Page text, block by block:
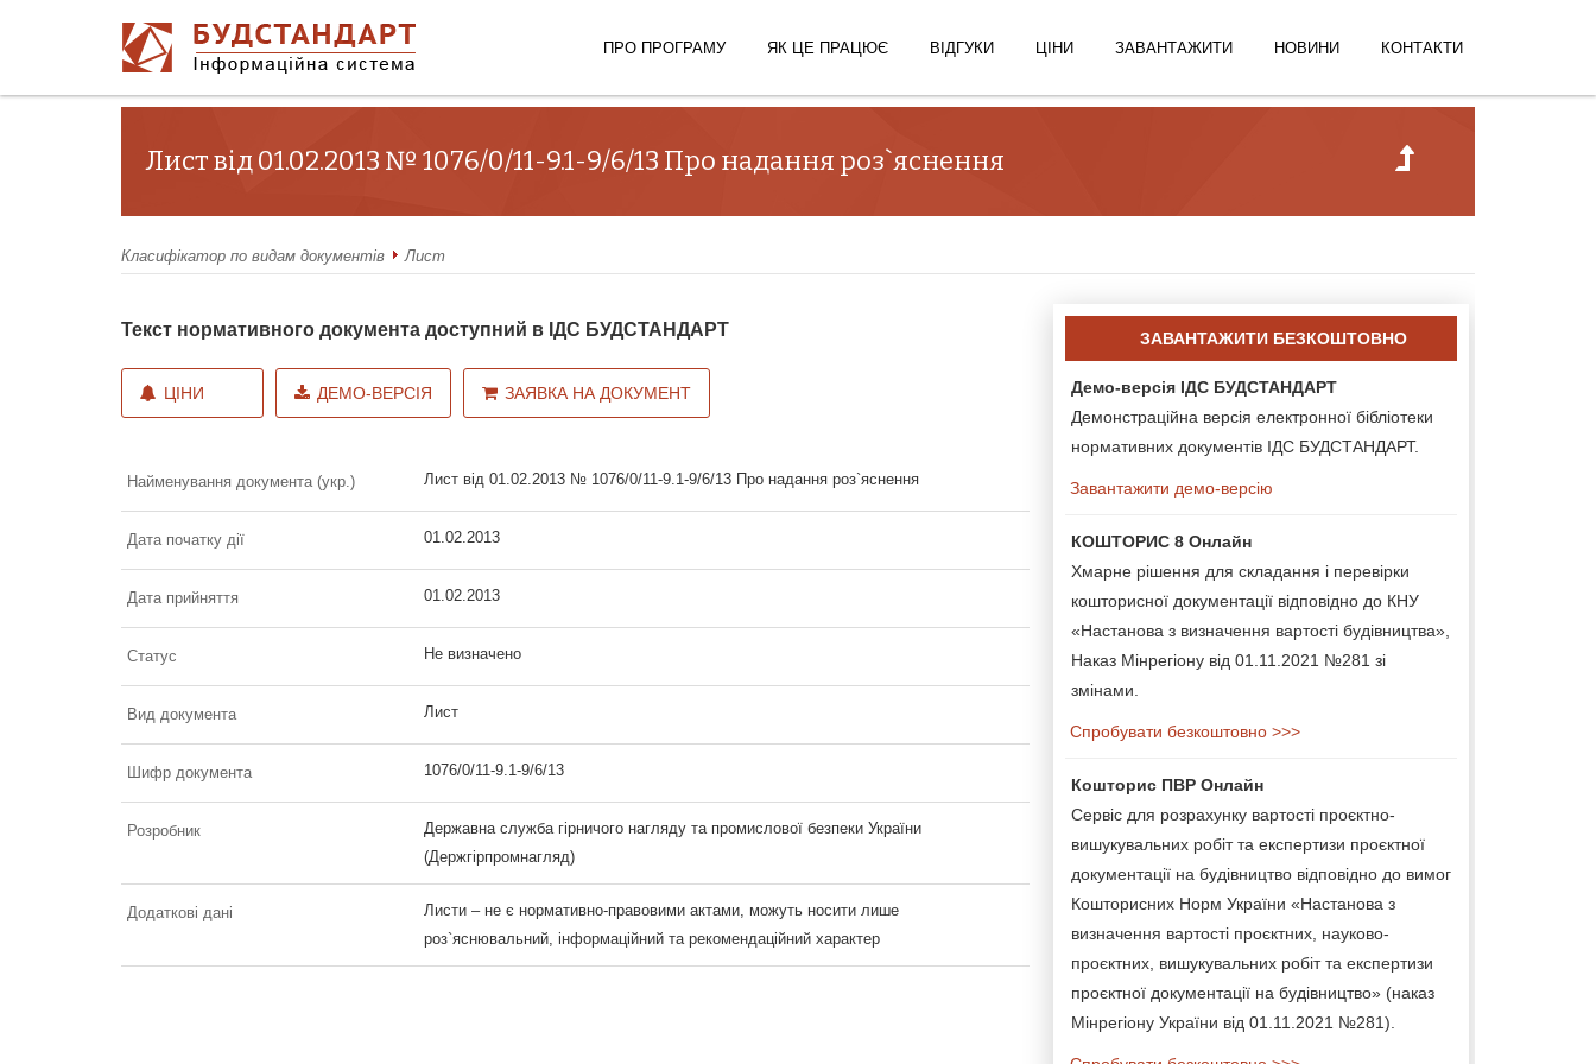
ПРО ПРОГРАМУ ЯК ЦЕ ПРАЦЮЄ ВІДГУКИ ЦІНИ ЗАВАНТАЖИТИ НОВИНИ КОНТАКТИ
Лист від 01.02.2013 № 1076/0/11-9.1-9/6/13 Про надання роз`яснення
Класифікатор по видам документів Лист
Текст нормативного документа доступний в ІДС БУДСТАНДАРТ
ЦІНИ ДЕМО-ВЕРСІЯ ЗАЯВКА НА ДОКУМЕНТ
Найменування документа (укр.) Лист від 01.02.2013 № 1076/0/11-9.1-9/6/13 Про надання роз`яснення
Дата початку дії 01.02.2013
Дата прийняття 01.02.2013
Статус Не визначено
Вид документа Лист
Шифр документа 1076/0/11-9.1-9/6/13
Розробник
Державна служба гірничого нагляду та промислової безпеки України
(Держгірпромнагляд)
Додаткові дані
Листи – не є нормативно-правовими актами, можуть носити лише
роз`яснювальний, інформаційний та рекомендаційний характер
ЗАВАНТАЖИТИ БЕЗКОШТОВНО
Демо-версія ІДС БУДСТАНДАРТ
Демонстраційна версія електронної бібліотеки
нормативних документів ІДС БУДСТАНДАРТ.
Завантажити демо-версію
КОШТОРИС 8 Онлайн
Хмарне рішення для складання і перевірки
кошторисної документації відповідно до КНУ
«Настанова з визначення вартості будівництва»,
Наказ Мінрегіону від 01.11.2021 №281 зі
змінами.
Спробувати безкоштовно >>>
Кошторис ПВР Онлайн
Сервіс для розрахунку вартості проєктно-
вишукувальних робіт та експертизи проєктної
документації на будівництво відповідно до вимог
Кошторисних Норм України «Настанова з
визначення вартості проєктних, науково-
проєктних, вишукувальних робіт та експертизи
проєктної документації на будівництво» (наказ
Мінрегіону України від 01.11.2021 №281).